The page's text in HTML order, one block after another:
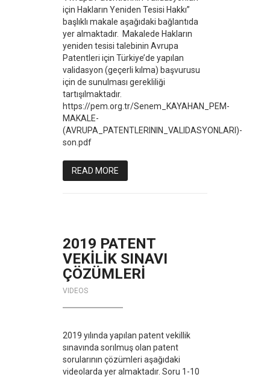
için Hakların Yeniden Tesisi Hakkı”
başlıklı makale aşağıdaki bağlantıda
yer almaktadır. Makalede Hakların
yeniden tesisi talebinin Avrupa
Patentleri için Türkiye’de yapılan
validasyon (geçerli kılma) başvurusu
için de sunulması gerekliliği
tartışılmaktadır.
https://pem.org.tr/Senem_KAYAHAN_PEM-
MAKALE-
(AVRUPA_PATENTLERININ_VALIDASYONLARI)-
son.pdf
READ MORE
2019 PATENT
VEKİLİK SINAVI
ÇÖZÜMLERİ
VIDEOS
2019 yılında yapılan patent vekillik
sınavında sorılmuş olan patent
sorularının çözümleri aşağıdaki
videolarda yer almaktadır. Soru 1-10